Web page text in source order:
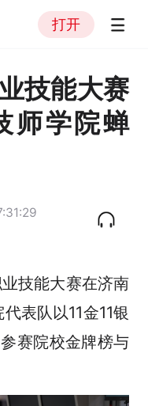
打开
技能大赛
师学院蝉
技能大赛在济南
表队以11金11银
赛院校金牌榜与